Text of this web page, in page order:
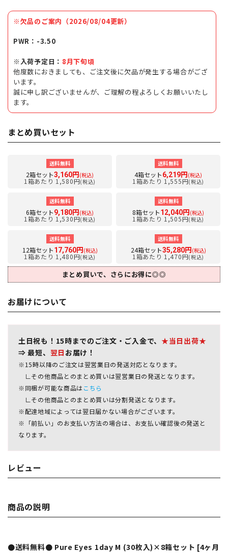
※欠品のご案内（2026/08/04更新）
PWR：-3.50
※入荷予定日： 8月下旬頃
他度数におきましても、ご注文後に欠品が発生する場合がござ
います。
誠に申し訳ございませんが、ご理解の程よろしくお願いいたし
ます。
まとめ買いセット
送料無料
2箱セット3,160円 (税込)
1箱あたり 1,580円(税込)
送料無料
4箱セット6,219円 (税込)
1箱あたり 1,555円(税込)
送料無料
6箱セット9,180円 (税込)
1箱あたり 1,530円(税込)
送料無料
8箱セット12,040円 (税込)
1箱あたり 1,505円(税込)
送料無料
12箱セット17,760円 (税込)
1箱あたり 1,480円(税込)
送料無料
24箱セット35,280円 (税込)
1箱あたり 1,470円(税込)
まとめ買いで、さらにお得に◎◎
お届けについて
土日祝も！15時までのご注文・ご入金で、 ★当日出荷★
⇒ 最短、 翌日 お届け！
※15時以降のご注文は翌営業日の発送対応となります。
∟その他商品とのまとめ買いは翌営業日の発送となります。
※同梱が可能な商品はこちら
∟その他商品とのまとめ買いは分割発送となります。
※配達地域によっては翌日届かない場合がございます。
※「前払い」のお支払い方法の場合は、お支払い確認後の発送と
なります。
レビュー
商品の説明
●送料無料● Pure Eyes 1day M (30枚入)×8箱セット [4ヶ月